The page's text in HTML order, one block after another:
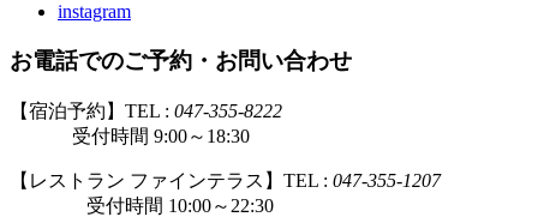
instagram
お電話でのご予約・お問い合わせ
【宿泊予約】TEL : 047-355-8222
受付時間 9:00～18:30
【レストラン ファインテラス】TEL : 047-355-1207
受付時間 10:00～22:30